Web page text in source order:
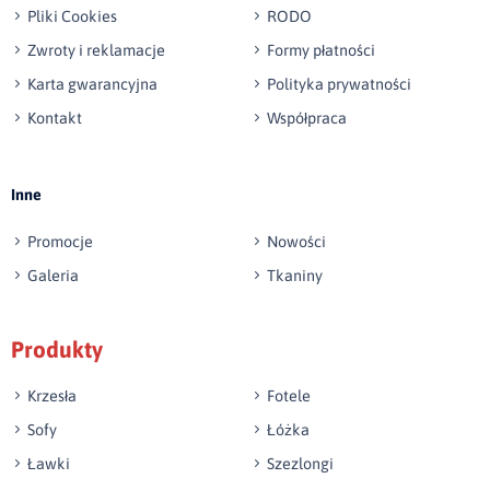
Wyślij opinię
Pliki Cookies
RODO
Zwroty i reklamacje
Formy płatności
Karta gwarancyjna
Polityka prywatności
Kontakt
Współpraca
Inne
Promocje
Nowości
Galeria
Tkaniny
Produkty
Krzesła
Fotele
Sofy
Łóżka
Ławki
Szezlongi